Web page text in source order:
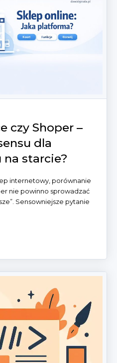
czy Shoper –
dla
na starcie?
internetowy, porównanie
nie powinno sprowadzać
Sensowniejsze pytanie